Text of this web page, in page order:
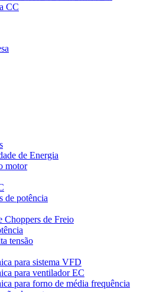
CC
de Energia
motor
de potência
Choppers de Freio
tensão
para sistema VFD
para ventilador EC
para forno de média frequência